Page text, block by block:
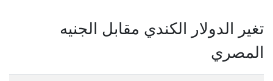
تغير الدولار الكندي مقابل الجنيه
المصري